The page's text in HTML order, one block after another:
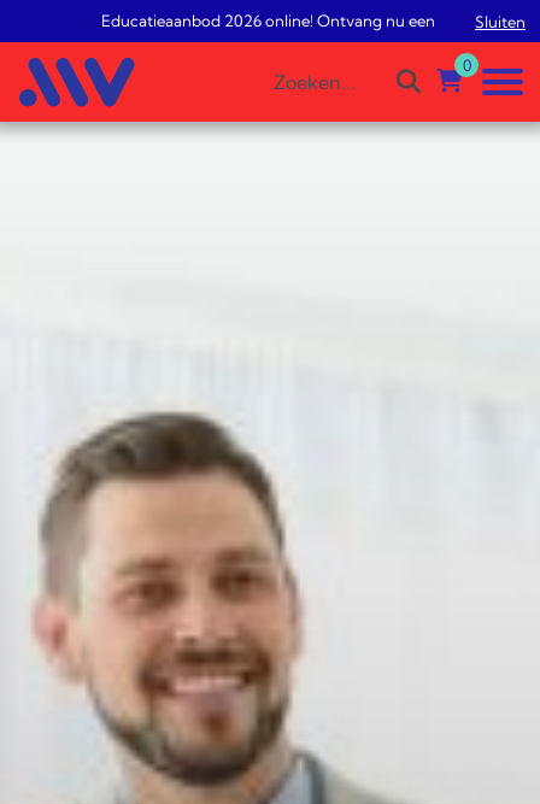
Educatieaanbod 2026 online! Ontvang nu een gratis Sluiten
0